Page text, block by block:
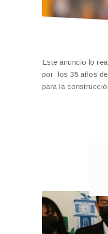
Este anuncio lo
por los 35 años
para la